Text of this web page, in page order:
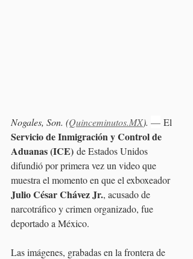
Nogales, Son. (Quinceminutos.MX). — El
Servicio de Inmigración y Control de
Aduanas (ICE) de Estados Unidos
difundió por primera vez un video que
muestra el momento en que el exboxeador
Julio César Chávez Jr., acusado de
narcotráfico y crimen organizado, fue
deportado a México.
Las imágenes, grabadas en la frontera de